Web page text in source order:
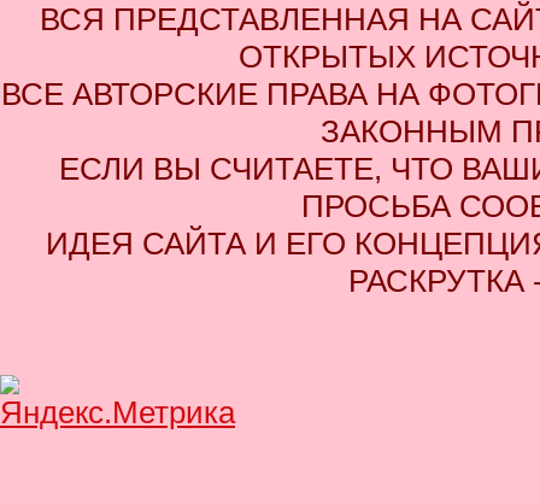
ВСЯ ПРЕДСТАВЛЕННАЯ НА
ОТКРЫТЫХ
ВСЕ АВТОРСКИЕ ПРАВА НА
ЗАКОННЫМ
ЕСЛИ ВЫ СЧИТАЕТЕ, ЧТО
ПРОСЬБА
ИДЕЯ САЙТА И ЕГО
РАСКРУТКА